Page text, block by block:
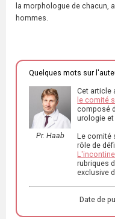
la morphologue de chacun,
hommes.
Quelques mots sur
Pr. Haab
Cet article
le comité
composé
urologie et
Le comité
rôle de
rubriques
exclusive
Date de